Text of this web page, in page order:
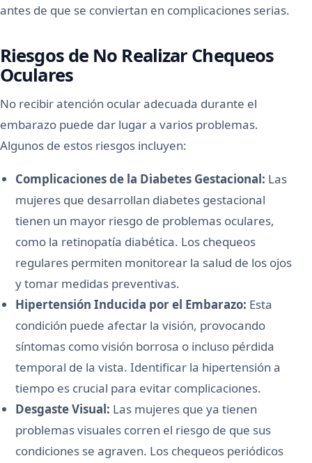
antes de que se conviertan en complicaciones serias.
Riesgos de No Realizar Chequeos
Oculares
No recibir atención ocular adecuada durante el
embarazo puede dar lugar a varios problemas.
Algunos de estos riesgos incluyen:
Complicaciones de la Diabetes Gestacional: Las
mujeres que desarrollan diabetes gestacional
tienen un mayor riesgo de problemas oculares,
como la retinopatía diabética. Los chequeos
regulares permiten monitorear la salud de los ojos
y tomar medidas preventivas.
Hipertensión Inducida por el Embarazo: Esta
condición puede afectar la visión, provocando
síntomas como visión borrosa o incluso pérdida
temporal de la vista. Identificar la hipertensión a
tiempo es crucial para evitar complicaciones.
Desgaste Visual: Las mujeres que ya tienen
problemas visuales corren el riesgo de que sus
condiciones se agraven. Los chequeos periódicos